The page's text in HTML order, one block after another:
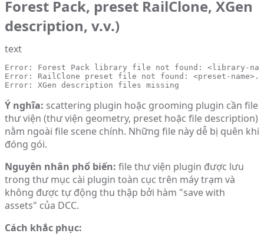
Forest Pack, preset RailClone, XGen
description, v.v.)
text
Error: Forest Pack library file not found: <library-
Error: RailClone preset file not found: <preset-
Error: XGen description files missing
Ý nghĩa: scattering plugin hoặc grooming plugin cần file
thư viện (thư viện geometry, preset hoặc file description)
nằm ngoài file scene chính. Những file này dễ bị quên khi
đóng gói.
Nguyên nhân phổ biến: file thư viện plugin được lưu
trong thư mục cài plugin toàn cục trên máy trạm và
không được tự động thu thập bởi hàm "save with
assets" của DCC.
Cách khắc phục: